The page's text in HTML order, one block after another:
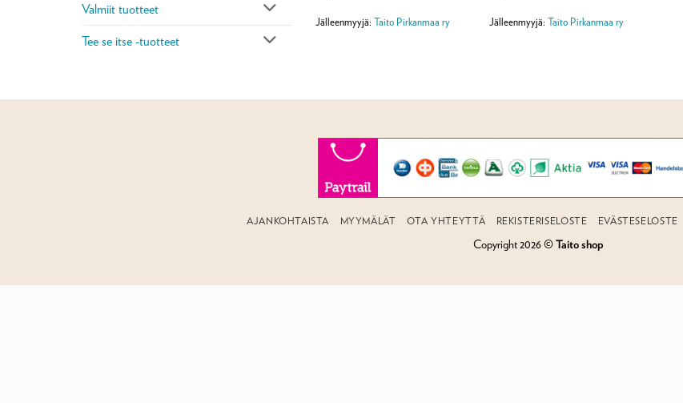
Valmiit tuotteet
Tee se itse -tuotteet
Jälleenmyyjä:Taito Pirkanmaa ry Jälleenmyyjä:Taito Pirkanmaa ry
AJANKOHTAISTA MYYMÄLÄT OTA YHTEYTTÄ REKISTERISELOSTE EVÄSTESELOSTE
Copyright 2026 ©Taito shop